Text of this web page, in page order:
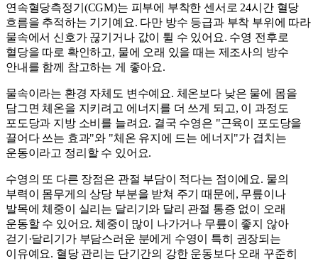
연속혈당측정기(CGM)는 피부에 부착한 센서로 24시간 혈당
흐름을 추적하는 기기예요. 다만 방수 등급과 부착 부위에 따라
물속에서 신호가 끊기거나 값이 튈 수 있어요. 수영 전후로
혈당을 따로 확인하고, 물에 오래 있을 때는 제조사의 방수
안내를 함께 참고하는 게 좋아요.
물속이라는 환경 자체도 변수예요. 체온보다 낮은 물에 몸을
담그면 체온을 지키려고 에너지를 더 쓰게 되고, 이 과정도
포도당과 지방 소비를 늘려요. 결국 수영은 "근육이 포도당을
끌어다 쓰는 효과"와 "체온 유지에 드는 에너지"가 겹치는
운동이라고 정리할 수 있어요.
수영의 또 다른 장점은 관절 부담이 적다는 점이에요. 물의
부력이 몸무게의 상당 부분을 받쳐 주기 때문에, 무릎이나
발목에 체중이 실리는 달리기와 달리 관절 통증 없이 오래
운동할 수 있어요. 체중이 많이 나가거나 무릎이 좋지 않아
걷기·달리기가 부담스러운 분에게 수영이 특히 권장되는
이유예요. 혈당 관리는 단기간의 강한 운동보다 오래 꾸준히